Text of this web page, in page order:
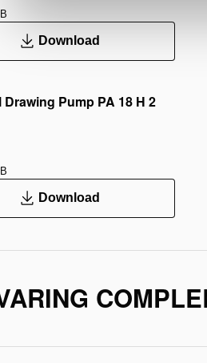
Download
Pump PA 18 H 2
Download